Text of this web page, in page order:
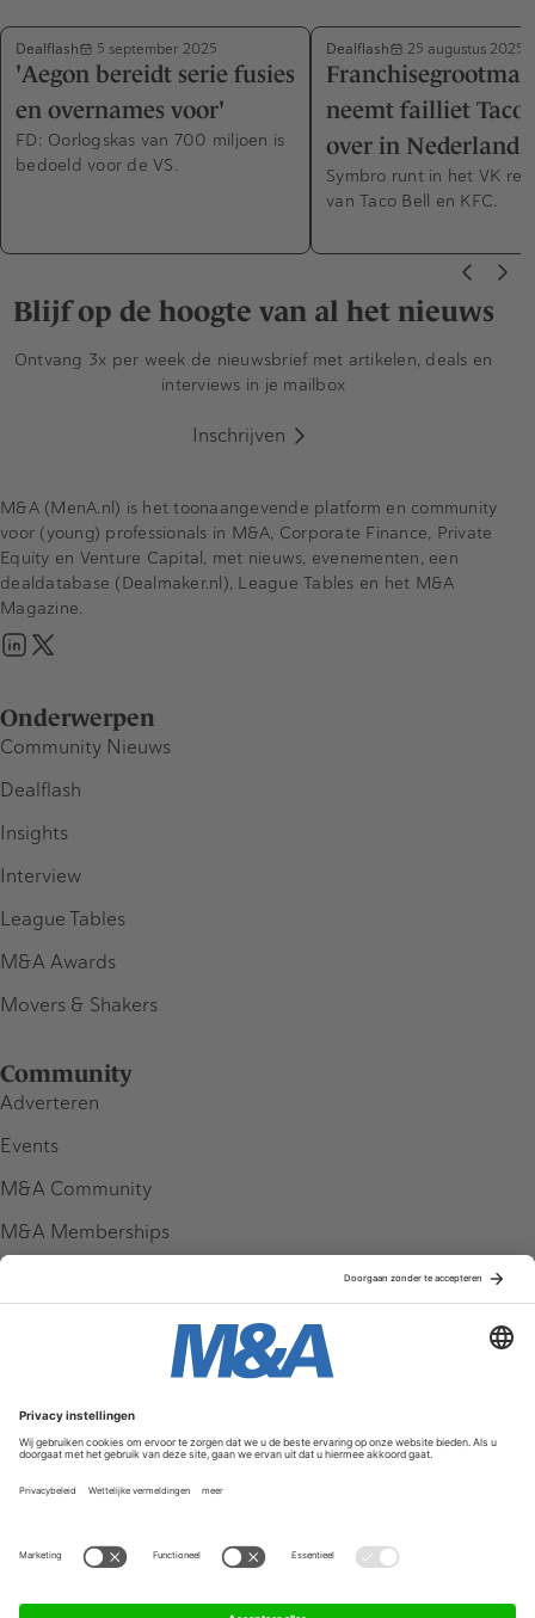
Dealflash 5 september 2025
'Aegon bereidt serie fusies
en overnames voor'
FD: Oorlogskas van 700 miljoen is
bedoeld voor de VS.
Dealflash 25 augustus 2025
neemt failliet Taco
over in Nederland
Symbro runt in het VK
van Taco Bell en KFC.
Blijf op de hoogte van al het nieuws
Ontvang 3x per week de nieuwsbrief met artikelen, deals en
interviews in je mailbox
Inschrijven
Onderwerpen
Community Nieuws
Dealflash
Insights
Interview
League Tables
M&A Awards
Movers & Shakers
Community
Adverteren
Events
M&A Community
M&A Memberships
Service & Contact
Contact
FAQ
Werken bij ons
M&A (MenA.nl) is het toonaangevende platform en community
voor (young) professionals in M&A, Corporate Finance, Private
Equity en Venture Capital, met nieuws, evenementen, een
dealdatabase (Dealmaker.nl), League Tables en het M&A
Magazine.